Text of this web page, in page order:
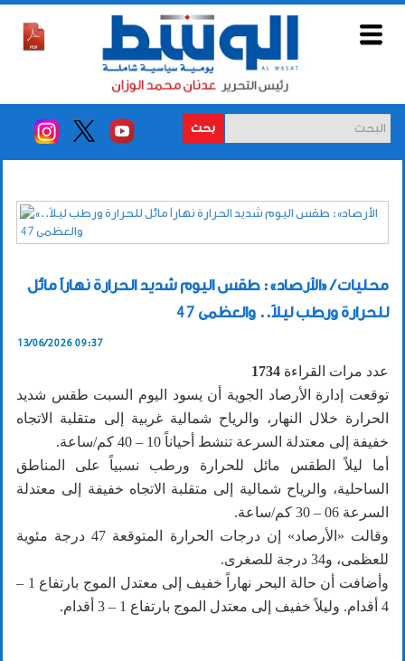
بحث
محليات / «الأرصاد»: طقس اليوم شديد الحرارة نهاراً مائل
للحرارة ورطب ليلاً.. والعظمى 47
13/06/2026 09:37
عدد مرات القراءة 1734
توقعت إدارة الأرصاد الجوية أن يسود اليوم السبت طقس شديد
الحرارة خلال النهار، والرياح شمالية غربية إلى متقلبة الاتجاه
خفيفة إلى معتدلة السرعة تنشط أحياناً 10 – 40 كم/ساعة.
أما ليلاً الطقس مائل للحرارة ورطب نسبياً على المناطق
الساحلية، والرياح شمالية إلى متقلبة الاتجاه خفيفة إلى معتدلة
السرعة 06 – 30 كم/ساعة.
وقالت «الأرصاد» إن درجات الحرارة المتوقعة 47 درجة مئوية
للعظمى، و34 درجة للصغرى.
وأضافت أن حالة البحر نهاراً خفيف إلى معتدل الموج بارتفاع 1 –
4 أقدام. وليلاً خفيف إلى معتدل الموج بارتفاع 1 – 3 أقدام.